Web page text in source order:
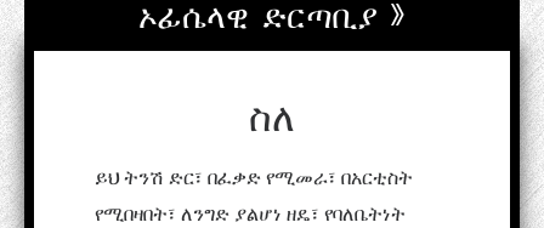
ኦፊሴላዊ ድርጣቢያ »
ስለ
ይህ ትንሽ ድር፣ በፈቃድ የሚመራ፣ በአርቲስት
የሚበዛበት፣ ለንግድ ያልሆነ ዘዴ፣ የባለቤትነት